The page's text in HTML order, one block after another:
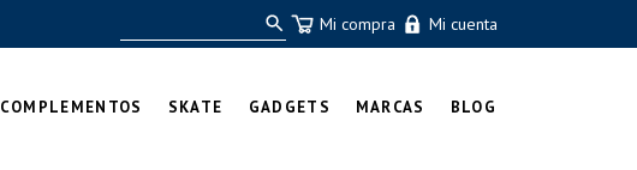
Mi compra Mi cuenta
COMPLEMENTOS SKATE GADGETS MARCAS BLOG